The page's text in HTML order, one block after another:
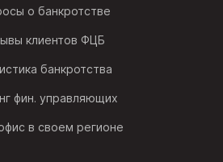
о банкротстве
клиентов ФЦБ
банкротства
фин. управляющих
в своем регионе